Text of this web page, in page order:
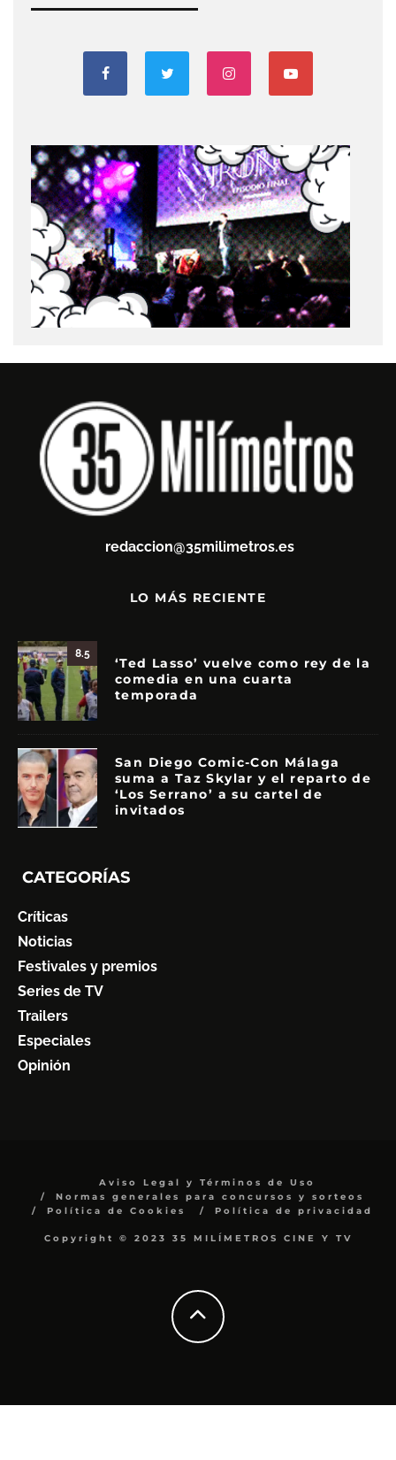
redaccion@35milimetros.es
LO MÁS RECIENTE
8.5
‘Ted Lasso’ vuelve como rey de la
comedia en una cuarta
temporada
San Diego Comic-Con Málaga
suma a Taz Skylar y el reparto de
‘Los Serrano’ a su cartel de
invitados
CATEGORÍAS
Críticas
Noticias
Festivales y premios
Series de TV
Trailers
Especiales
Opinión
Aviso Legal y Términos de Uso
Normas generales para concursos y sorteos
Política de Cookies
Política de privacidad
Copyright © 2023 35 MILÍMETROS CINE Y TV